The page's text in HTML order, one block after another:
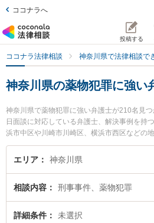
ココナラへ
投稿する
ココナラ法律相談 神奈川県で法律相談で
神奈川県の薬物犯罪に強い
神奈川県で薬物犯罪に強い弁護士が210名見
日面談に対応している弁護士、解決事例を持
浜市中区や川崎市川崎区、横浜市西区などの
す。刑事事件に関係する加害者側や少年犯罪
での絞り込み検索もでき便利です。特に東京
強みなどが注目されています。『神奈川県で
トラブルを今すぐに弁護士に相談したい』『
富な近くの弁護士を検索したい』『初回相談
エリア 神奈川県
相談内容 刑事事件、薬物犯罪
詳細条件 未選択